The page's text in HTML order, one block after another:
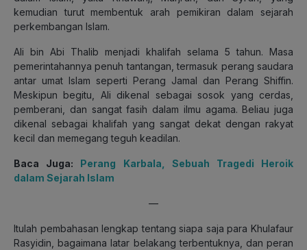
kemudian turut membentuk arah pemikiran dalam sejarah
perkembangan Islam.
Ali bin Abi Thalib menjadi khalifah selama 5 tahun. Masa
pemerintahannya penuh tantangan, termasuk perang saudara
antar umat Islam seperti Perang Jamal dan Perang Shiffin.
Meskipun begitu, Ali dikenal sebagai sosok yang cerdas,
pemberani, dan sangat fasih dalam ilmu agama. Beliau juga
dikenal sebagai khalifah yang sangat dekat dengan rakyat
kecil dan memegang teguh keadilan.
Baca Juga: Perang Karbala, Sebuah Tragedi Heroik
dalam Sejarah Islam
—
Itulah pembahasan lengkap tentang siapa saja para Khulafaur
Rasyidin, bagaimana latar belakang terbentuknya, dan peran